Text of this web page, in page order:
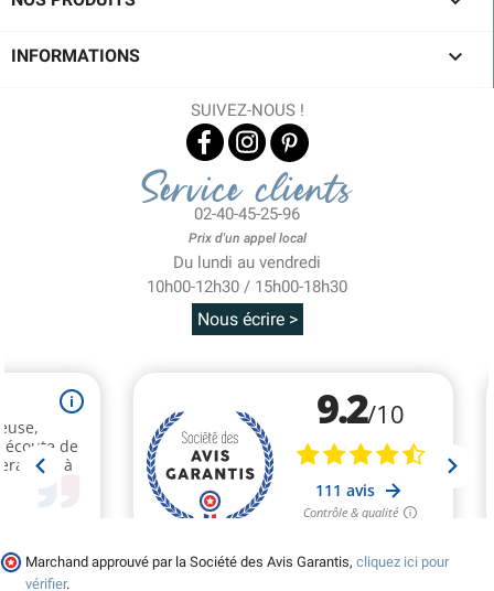
INFORMATIONS 
SUIVEZ-NOUS !
Service clients
02-40-45-25-96
Prix d'un appel local
Du lundi au vendredi
10h00-12h30 / 15h00-18h30
Nous écrire >
Marchand approuvé par la Société des Avis Garantis, cliquez ici pour
vérifier.